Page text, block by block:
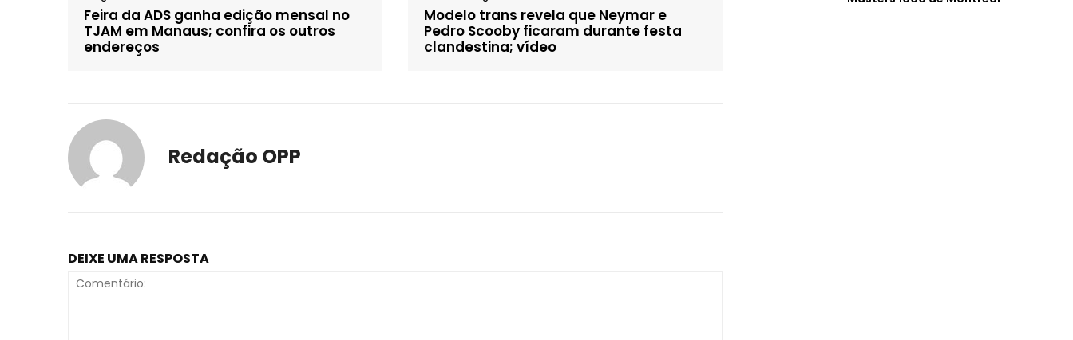
Feira da ADS ganha edição mensal no
TJAM em Manaus; confira os outros
endereços
Modelo trans revela que Neymar e
Pedro Scooby ficaram durante festa
clandestina; vídeo
Redação OPP
DEIXE UMA RESPOSTA